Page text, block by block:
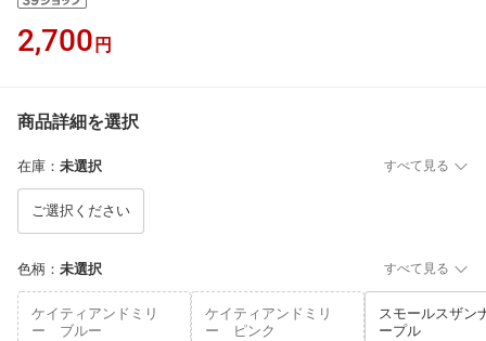
2,700 円
商品詳細を選択
在庫 ： 未選択 すべて見る
ご選択ください
色柄 ： 未選択 すべて見る
ケイティアンドミリ
ー ブルー
ケイティアンドミリ
ー ピンク
スモールスザ
ープル